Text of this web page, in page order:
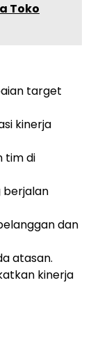
Toko
target
kinerja
tim di
berjalan
dan
atasan.
kinerja